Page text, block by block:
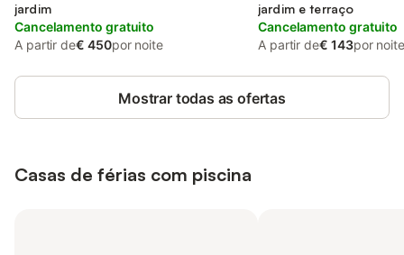
jardim
Cancelamento gratuito
A partir de€ 450por noite
jardim e terraço
Cancelamento gratuito
A partir de€ 143por noite
Mostrar todas as ofertas
Casas de férias com piscina